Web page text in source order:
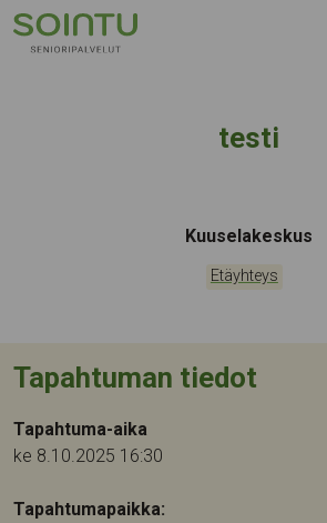
Hyppää sisältöön
testi
Tapahtumapaikka:
Kuuselakeskus
Kategoriat:
Etäyhteys
Tapahtuman tiedot
Tapahtuma-aika
ke 8.10.2025 16:30
Tapahtumapaikka: